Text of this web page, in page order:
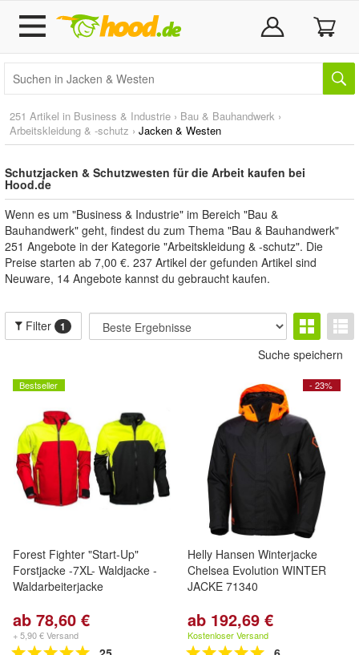
251 Artikel in Business & Industrie › Bau & Bauhandwerk ›
Arbeitskleidung & -schutz › Jacken & Westen
Schutzjacken & Schutzwesten für die Arbeit kaufen bei
Hood.de
Wenn es um "Business & Industrie" im Bereich "Bau &
Bauhandwerk" geht, findest du zum Thema "Bau & Bauhandwerk"
251 Angebote in der Kategorie "Arbeitskleidung & -schutz". Die
Preise starten ab 7,00 €. 237 Artikel der gefunden Artikel sind
Neuware, 14 Angebote kannst du gebraucht kaufen.
Filter 1
Suche speichern
Bestseller
Forest Fighter "Start-Up"
Forstjacke -7XL- Waldjacke -
Waldarbeiterjacke
ab 78,60 €
+ 5,90 € Versand
- 23%
Helly Hansen Winterjacke
Chelsea Evolution WINTER
JACKE 71340
ab 192,69 €
Kostenloser Versand